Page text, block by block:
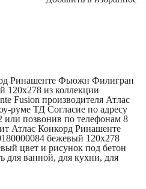
Ринашенте Фьюжн Филигран
120x278 из коллекции
Fusion производителя Атлас
руме ТД Согласие по адресу
или позвонив по телефонам 8
Атлас Конкорд Ринашенте
бежевый 120x278
цвет и рисунок под бетон
для ванной, для кухни, для